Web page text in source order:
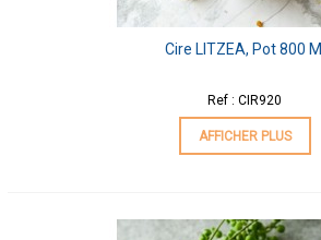
Cire LITZEA, Pot 800 Ml
Ref : CIR920
AFFICHER PLUS